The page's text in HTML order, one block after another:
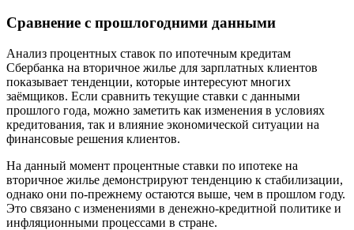
Сравнение с прошлогодними данными
Анализ процентных ставок по ипотечным кредитам
Сбербанка на вторичное жилье для зарплатных клиентов
показывает тенденции, которые интересуют многих
заёмщиков. Если сравнить текущие ставки с данными
прошлого года, можно заметить как изменения в условиях
кредитования, так и влияние экономической ситуации на
финансовые решения клиентов.
На данный момент процентные ставки по ипотеке на
вторичное жилье демонстрируют тенденцию к стабилизации,
однако они по-прежнему остаются выше, чем в прошлом году.
Это связано с изменениями в денежно-кредитной политике и
инфляционными процессами в стране.